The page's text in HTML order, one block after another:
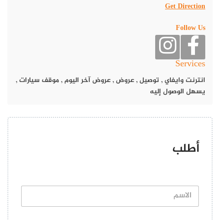
المقبلات وأنواع الوجبات والمأكولات الفطائر العصرية.
عروض مطعم وصايا
يُعد مطعم وصايا، وجهة مثالية لعشاق الطعام الشامي والشرقي
والغربي والأطباق الشهية، حيث يتميز بتقديم وجبات غنية بأسعار
تنافسية تلبي احتياجات الزوار ، بمستوى خدمة عالي.
مطعم وصايا.. خصم على قائمة المنيو كامل
منسف أردني أصلي لحم ضأن 60 درهم
منسف بالكاسه صغير 27 درهم
شاورما عربي عادي او مكسيكي 26 درهم
شاورما رايس 30 درهم
Get Direction
Follow Us
Services
انترنت وايفاي, توصيل,عروض,عروض آخر اليوم,موقف سيارات,
يسهل الوصول إليه
أطلب
ا
ا